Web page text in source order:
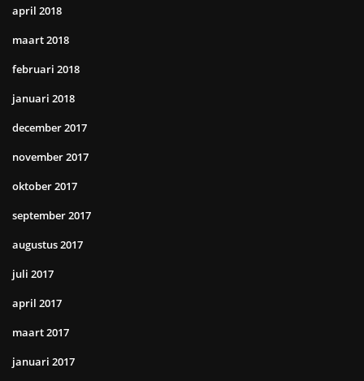
april 2018
maart 2018
februari 2018
januari 2018
december 2017
november 2017
oktober 2017
september 2017
augustus 2017
juli 2017
april 2017
maart 2017
januari 2017